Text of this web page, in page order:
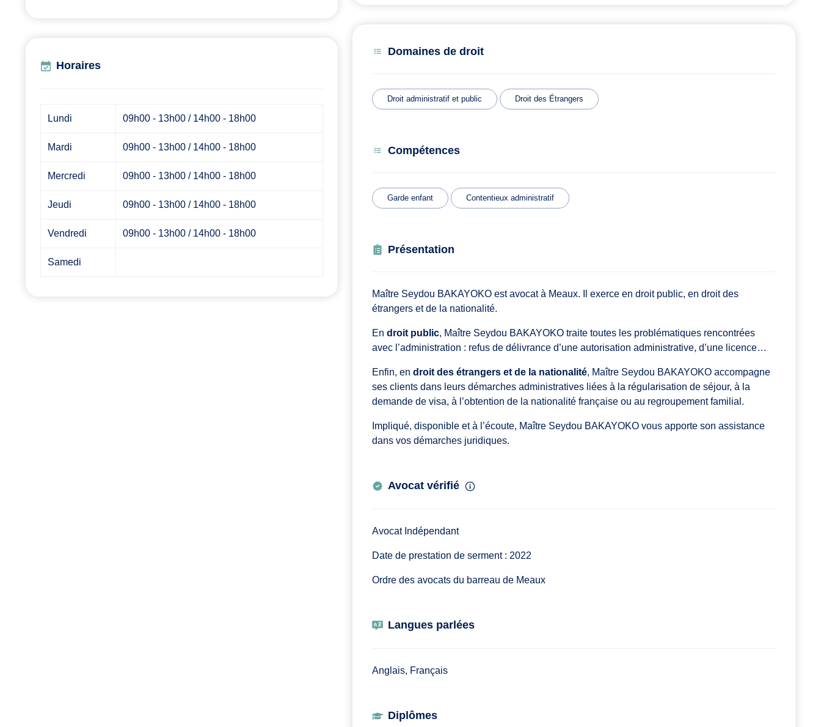
Horaires
Lundi 09h00 - 13h00 / 14h00 - 18h00
Mardi 09h00 - 13h00 / 14h00 - 18h00
Mercredi 09h00 - 13h00 / 14h00 - 18h00
Jeudi 09h00 - 13h00 / 14h00 - 18h00
Vendredi 09h00 - 13h00 / 14h00 - 18h00
Samedi
Domaines de droit
Droit administratif et public Droit des Étrangers
Compétences
Garde enfant Contentieux administratif
Présentation
Maître Seydou BAKAYOKO est avocat à Meaux. Il exerce en droit public, en droit des
étrangers et de la nationalité.
En droit public, Maître Seydou BAKAYOKO traite toutes les problématiques rencontrées
avec l’administration : refus de délivrance d’une autorisation administrative, d’une licence…
Enfin, en droit des étrangers et de la nationalité, Maître Seydou BAKAYOKO accompagne
ses clients dans leurs démarches administratives liées à la régularisation de séjour, à la
demande de visa, à l’obtention de la nationalité française ou au regroupement familial.
Impliqué, disponible et à l’écoute, Maître Seydou BAKAYOKO vous apporte son assistance
dans vos démarches juridiques.
Avocat vérifié
Avocat Indépendant
Date de prestation de serment : 2022
Ordre des avocats du barreau de Meaux
Langues parlées
Anglais, Français
Diplômes